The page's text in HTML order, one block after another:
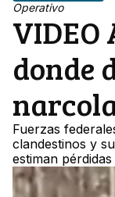
Operativo
VIDEO
donde
Fuerzas
clandestinos y
estiman